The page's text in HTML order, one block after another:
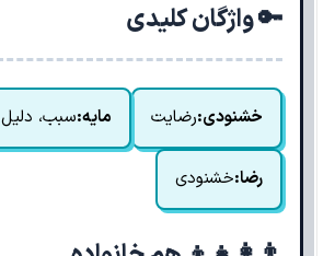
🔑 واژگان کلیدی
خشنودی:رضایت مایه:سبب، دلیل
رضا:خشنودی